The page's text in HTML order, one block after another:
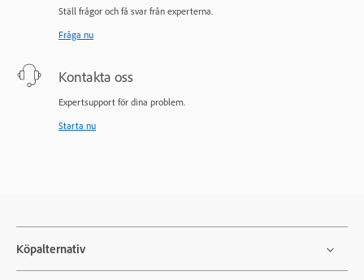
Ställ frågor och få svar från experterna.
Fråga nu
Kontakta oss
Expertsupport för dina problem.
Starta nu
Köpalternativ